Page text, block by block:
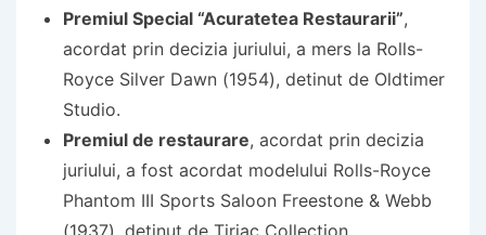
Premiul Special “Acuratetea Restaurarii”,
acordat prin decizia juriului, a mers la Rolls-
Royce Silver Dawn (1954), detinut de Oldtimer
Studio.
Premiul de restaurare, acordat prin decizia
juriului, a fost acordat modelului Rolls-Royce
Phantom III Sports Saloon Freestone & Webb
(1937), detinut de Tiriac Collection.